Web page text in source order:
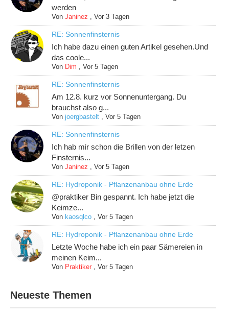
werden
VonJaninez ,Vor 3 Tagen
RE: Sonnenfinsternis
Ich habe dazu einen guten Artikel gesehen.Und
das coole...
Von Dim ,Vor 5 Tagen
RE: Sonnenfinsternis
Am 12.8. kurz vor Sonnenuntergang. Du
brauchst also g...
Vonjoergbastelt ,Vor 5 Tagen
RE: Sonnenfinsternis
Ich hab mir schon die Brillen von der letzen
Finsternis...
VonJaninez ,Vor 5 Tagen
RE: Hydroponik - Pflanzenanbau ohne Erde
@praktiker Bin gespannt. Ich habe jetzt die
Keimze...
Von kaosqlco ,Vor 5 Tagen
RE: Hydroponik - Pflanzenanbau ohne Erde
Letzte Woche habe ich ein paar Sämereien in
meinen Keim...
Von Praktiker ,Vor 5 Tagen
Neueste Themen